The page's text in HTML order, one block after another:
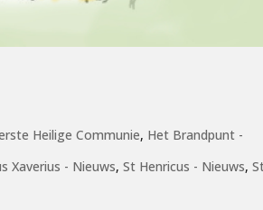
Heilige Communie, Het Brandpunt -
Xaverius - Nieuws,St Henricus - Nieuws,